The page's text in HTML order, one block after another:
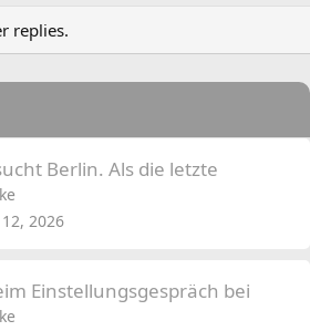
replies.
Berlin. Als die letzte
2026
Einstellungsgespräch bei